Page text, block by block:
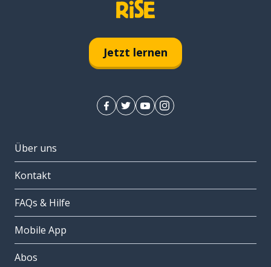
Jetzt lernen
Über uns
Kontakt
FAQs & Hilfe
Mobile App
Abos